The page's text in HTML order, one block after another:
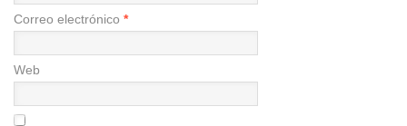
Correo electrónico *
Web